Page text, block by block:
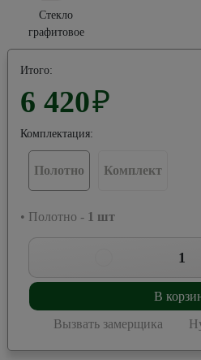
Стекло
графитовое
Итого:
6 420₽
Комплектация:
Полотно Комплект
• Полотно - 1 шт
1
В
Вызвать замерщика